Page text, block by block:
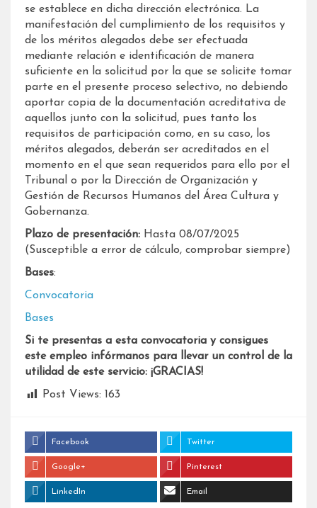
se establece en dicha dirección electrónica. La
manifestación del cumplimiento de los requisitos y
de los méritos alegados debe ser efectuada
mediante relación e identificación de manera
suficiente en la solicitud por la que se solicite tomar
parte en el presente proceso selectivo, no debiendo
aportar copia de la documentación acreditativa de
aquellos junto con la solicitud, pues tanto los
requisitos de participación como, en su caso, los
méritos alegados, deberán ser acreditados en el
momento en el que sean requeridos para ello por el
Tribunal o por la Dirección de Organización y
Gestión de Recursos Humanos del Área Cultura y
Gobernanza.
Plazo de presentación: Hasta 08/07/2025
(Susceptible a error de cálculo, comprobar siempre)
Bases:
Convocatoria
Bases
Si te presentas a esta convocatoria y consigues
este empleo infórmanos para llevar un control de la
utilidad de este servicio: ¡GRACIAS!
Post Views: 163
Facebook Twitter
Google+ Pinterest
LinkedIn Email